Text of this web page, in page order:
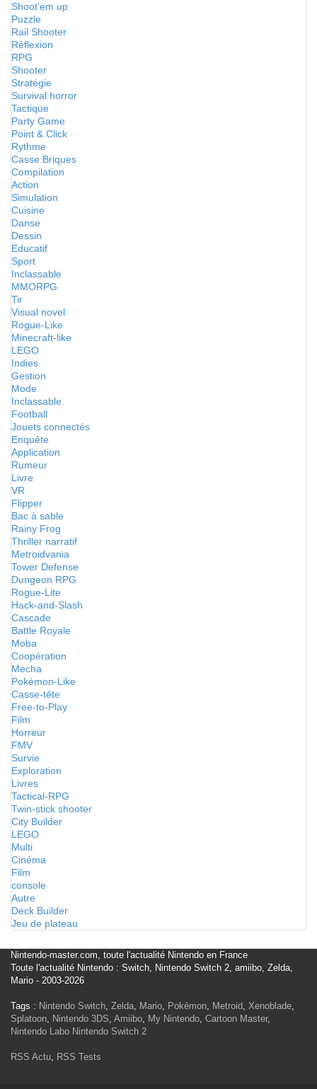
Shoot'em up
Puzzle
Rail Shooter
Réflexion
RPG
Shooter
Stratégie
Survival horror
Tactique
Party Game
Point & Click
Rythme
Casse Briques
Compilation
Action
Simulation
Cuisine
Danse
Dessin
Educatif
Sport
Inclassable
MMORPG
Tir
Visual novel
Rogue-Like
Minecraft-like
LEGO
Indies
Gestion
Mode
Inclassable
Football
Jouets connectés
Enquête
Application
Rumeur
Livre
VR
Flipper
Bac à sable
Rainy Frog
Thriller narratif
Metroidvania
Tower Defense
Dungeon RPG
Rogue-Lite
Hack-and-Slash
Cascade
Battle Royale
Moba
Coopération
Mecha
Pokémon-Like
Casse-tête
Free-to-Play
Film
Horreur
FMV
Survie
Exploration
Livres
Tactical-RPG
Twin-stick shooter
City Builder
LEGO
Multi
Cinéma
Film
console
Autre
Deck Builder
Jeu de plateau
Nintendo-master.com, toute l'actualité Nintendo en France
Toute l'actualité Nintendo : Switch, Nintendo Switch 2, amiibo, Zelda,
Mario - 2003-2026
Tags : Nintendo Switch, Zelda, Mario, Pokémon, Metroid, Xenoblade,
Splatoon, Nintendo 3DS, Amiibo, My Nintendo, Cartoon Master,
Nintendo Labo Nintendo Switch 2
RSS Actu, RSS Tests